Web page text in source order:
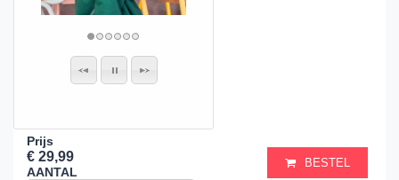
Prijs
€ 29,99
AANTAL
BESTEL